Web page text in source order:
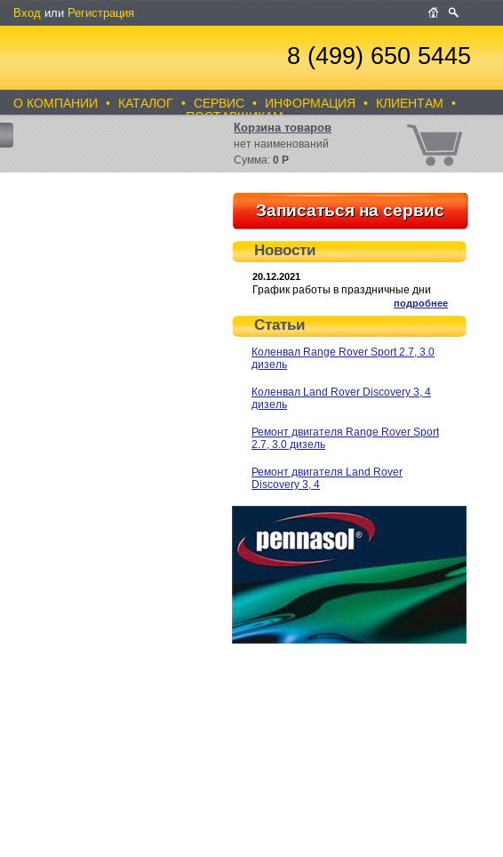
Вход или Регистрация
8 (499) 650 5445
О КОМПАНИИ • КАТАЛОГ • СЕРВИС • ИНФОРМАЦИЯ • КЛИЕНТАМ
•
ПОСТАВЩИКАМ
Корзина товаров
нет наименований
Сумма: 0 Р
Записаться на сервис
Новости
20.12.2021
График работы в праздничные дни
подробнее
Статьи
Коленвал Range Rover Sport 2.7, 3.0
дизель
Коленвал Land Rover Discovery 3, 4
дизель
Ремонт двигателя Range Rover Sport
2.7, 3.0 дизель
Ремонт двигателя Land Rover
Discovery 3, 4